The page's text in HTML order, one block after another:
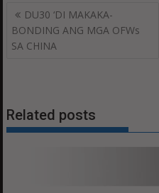
Post
navigation
DU30 ‘DI MAKAKA-
BONDING ANG MGA OFWs
SA CHINA
Related posts